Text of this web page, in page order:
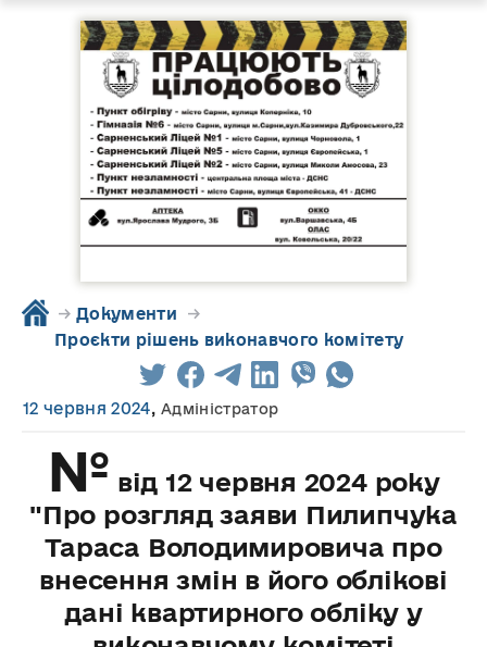
Прес-центр
→ Документи →
Проєкти рішень виконавчого комітету
12 червня 2024,Адміністратор
№ від 12 червня 2024 року
"Про розгляд заяви Пилипчука
Тараса Володимировича про
внесення змін в його облікові
дані квартирного обліку у